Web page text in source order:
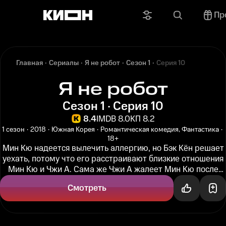
Главная Сериалы Я не робот Сезон 1 Серия 10
Я не робот
Сезон 1 · Серия 10
8.4IMDB 8.0КП 8.2
1 сезон 2018 Южная Корея
Романтическая комедия, Фантастика
18+
Мин Кю надеется вылечить аллергию, но Бэк Кён решает
уехать, потому что его расстраивают близкие отношения
Мин Кю и Чжи А. Сама же Чжи А жалеет Мин Кю после
Смотреть